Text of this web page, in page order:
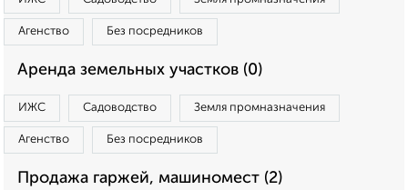
Агенство Без посредников
Аренда земельных участков (0)
ИЖС Садоводство Земля промназначения
Агенство Без посредников
Продажа гаржей, машиномест (2)